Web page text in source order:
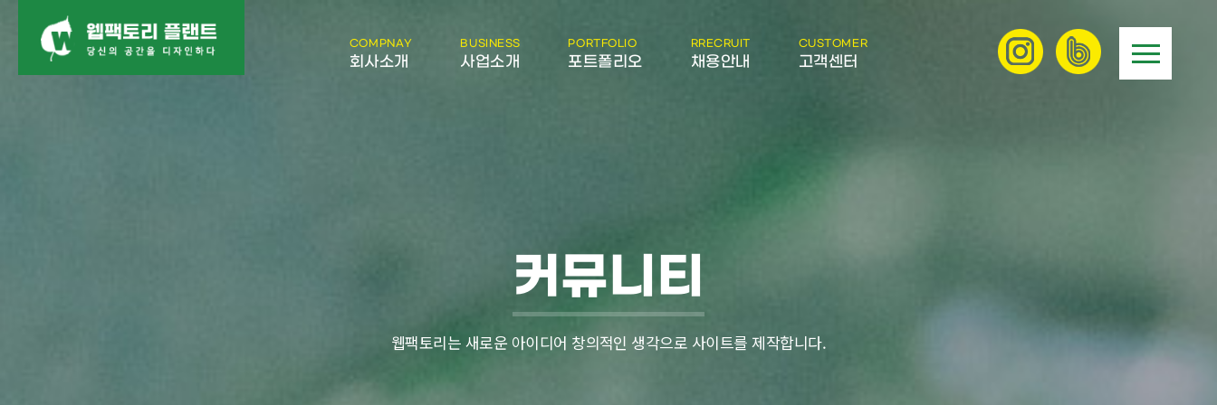
COMPNAY
회사소개
BUSINESS
사업소개
PORTFOLIO
포트폴리오
RRECRUIT
채용안내
CUSTOMER
고객센터
커뮤니티
웹팩토리는 새로운 아이디어 창의적인 생각으로 사이트를 제작합니다.